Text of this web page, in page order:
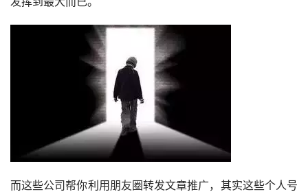
而这些公司帮你利用朋友圈转发文章推广，其实这些个人号